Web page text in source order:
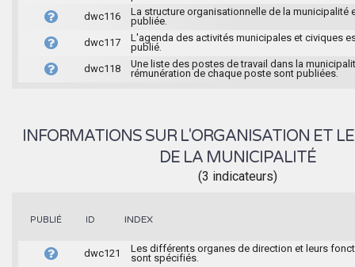
dwc116
La structure organisationnelle de la municipalité
publiée.
dwc117
L'agenda des activités municipales et civiques
publié.
dwc118
Une liste des postes de travail dans la
rémunération de chaque poste sont publiées.
INFORMATIONS SUR L'ORGANISATION ET
DE LA MUNICIPALITÉ
(3 indicateurs)
PUBLIÉ ID INDEX
dwc121
Les différents organes de direction et leurs
sont spécifiés.